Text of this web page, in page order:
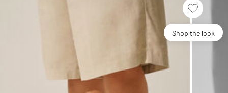
Shop the look